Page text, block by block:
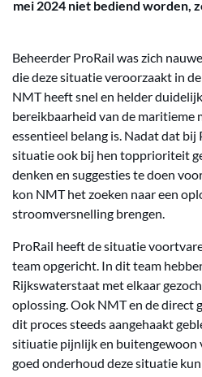
mei 2024 niet bediend worden,
Beheerder ProRail was zich
die deze situatie veroorzaakt in
NMT heeft snel en helder
bereikbaarheid van de maritieme
essentieel belang is. Nadat dat bij
situatie ook bij hen topprioriteit
denken en suggesties te doen
kon NMT het zoeken naar een
stroomversnelling brengen.
ProRail heeft de situatie
team opgericht. In dit team
Rijkswaterstaat met elkaar
oplossing. Ook NMT en de direct
dit proces steeds aangehaakt
sitiuatie pijnlijk en buitengewoon
goed onderhoud deze situatie